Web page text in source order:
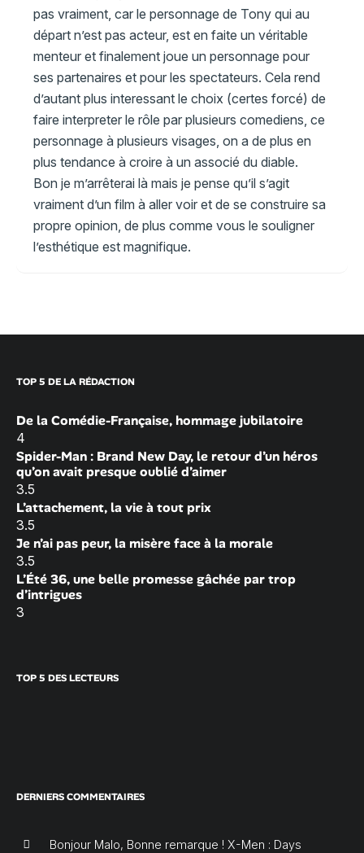
pas vraiment, car le personnage de Tony qui au
départ n’est pas acteur, est en faite un véritable
menteur et finalement joue un personnage pour
ses partenaires et pour les spectateurs. Cela rend
d’autant plus interessant le choix (certes forcé) de
faire interpreter le rôle par plusieurs comediens, ce
personnage à plusieurs visages, on a de plus en
plus tendance à croire à un associé du diable.
Bon je m’arrêterai là mais je pense qu’il s’agit
vraiment d’un film à aller voir et de se construire sa
propre opinion, de plus comme vous le souligner
l’esthétique est magnifique.
TOP 5 DE LA RÉDACTION
De la Comédie-Française, hommage jubilatoire
4
Spider-Man : Brand New Day, le retour d’un héros
qu’on avait presque oublié d’aimer
3.5
L’attachement, la vie à tout prix
3.5
Je n’ai pas peur, la misère face à la morale
3.5
L’Été 36, une belle promesse gâchée par trop
d’intrigues
3
TOP 5 DES LECTEURS
DERNIERS COMMENTAIRES
Bonjour Malo, Bonne remarque ! X-Men : Days